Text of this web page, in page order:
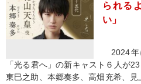
られる
い」
2024年
「光る君へ」の新キャスト６人が
東巳之助、本郷奏多、高畑充希、